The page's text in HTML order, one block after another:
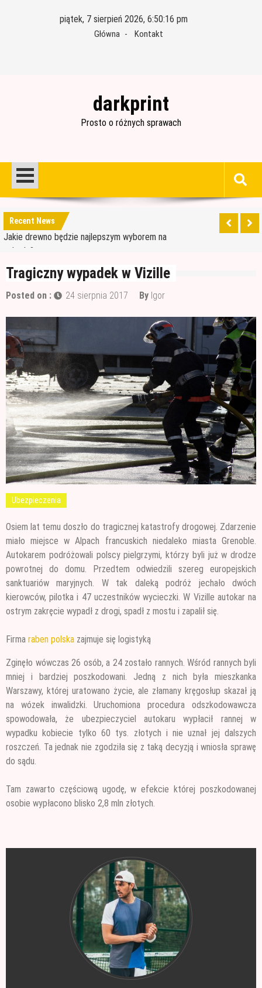
piątek, 7 sierpień 2026, 6:50:17 pm
Główna Kontakt
darkprint
Prosto o różnych sprawach
Recent News
Materiały budowlane potrzebne do ocieplenia
garażu
Czym jest papa i jak ją stosować?
Jakie drewno będzie najlepszym wyborem na
schody?
Jak wybrać dobre drewno konstrukcyjne?
Wałek czy pędzel – czym lepiej malować?
Materiały budowlane potrzebne do ocieplenia
Tragiczny wypadek w Vizille
Posted on : 24 sierpnia 2017 By Igor
Ubezpieczenia
Osiem lat temu doszło do tragicznej katastrofy drogowej. Zdarzenie
miało miejsce w Alpach francuskich niedaleko miasta Grenoble.
Autokarem podróżowali polscy pielgrzymi, którzy byli już w drodze
powrotnej do domu. Przedtem odwiedzili szereg europejskich
sanktuariów maryjnych. W tak daleką podróż jechało dwóch
kierowców, pilotka i 47 uczestników wycieczki. W Vizille autokar na
ostrym zakręcie wypadł z drogi, spadł z mostu i zapalił się.
Firma raben polska zajmuje się logistyką
Zginęło wówczas 26 osób, a 24 zostało rannych. Wśród rannych byli
mniej i bardziej poszkodowani. Jedną z nich była mieszkanka
Warszawy, której uratowano życie, ale złamany kręgosłup skazał ją
na wózek inwalidzki. Uruchomiona procedura odszkodowawcza
spowodowała, że ubezpieczyciel autokaru wypłacił rannej w
wypadku kobiecie tylko 60 tys. złotych i nie uznał jej dalszych
roszczeń. Ta jednak nie zgodziła się z taką decyzją i wniosła sprawę
do sądu.
Tam zawarto częściową ugodę, w efekcie której poszkodowanej
osobie wypłacono blisko 2,8 mln złotych.